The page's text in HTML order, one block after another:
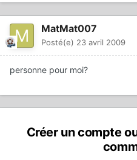
MatMat007
Posté(e) 23 avril 2009
personne pour moi?
Créer un compte